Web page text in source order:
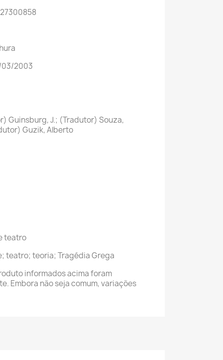
03/2003
Guinsburg, J.; (Tradutor) Souza,
Guzik, Alberto
teatro
teatro; teoria; Tragédia Grega
informados acima foram
Embora não seja comum, variações